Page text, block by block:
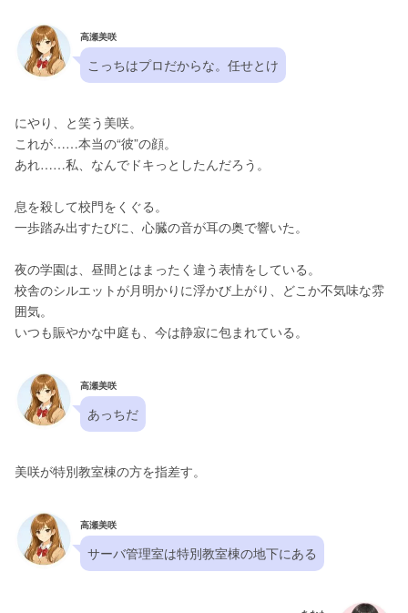
高瀬美咲
こっちはプロだからな。任せとけ
にやり、と笑う美咲。
これが……本当の“彼”の顔。
あれ……私、なんでドキっとしたんだろう。
息を殺して校門をくぐる。
一歩踏み出すたびに、心臓の音が耳の奥で響いた。
夜の学園は、昼間とはまったく違う表情をしている。
校舎のシルエットが月明かりに浮かび上がり、どこか不気味な雰
囲気。
いつも賑やかな中庭も、今は静寂に包まれている。
高瀬美咲
あっちだ
美咲が特別教室棟の方を指差す。
高瀬美咲
サーバ管理室は特別教室棟の地下にある